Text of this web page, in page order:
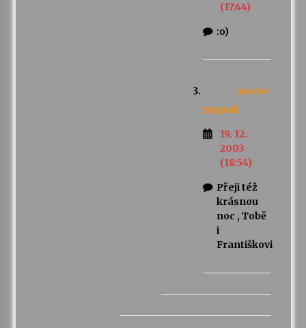
(17:44)
:o)
pierre
napsal:
19. 12.
2003
(18:54)
Přeji též
krásnou
noc , Tobě
i
Františkovi